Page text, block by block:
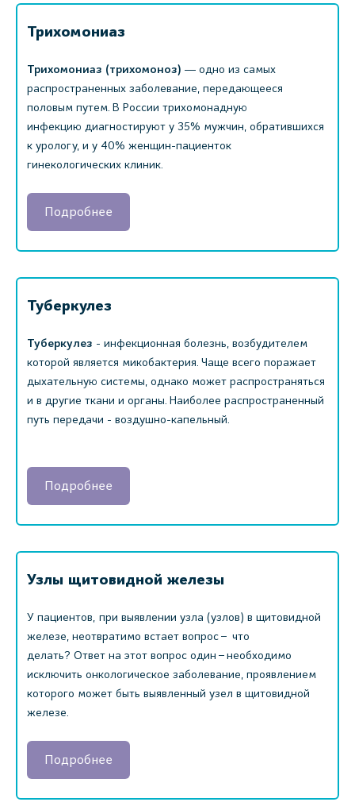
Трихомониаз
Трихомониаз (трихомоноз) ― одно из самых
распространенных заболевание, передающееся
половым путем. В России трихомонадную
инфекцию диагностируют у 35% мужчин, обратившихся
к урологу, и у 40% женщин-пациенток
гинекологических клиник.
Подробнее
Туберкулез
Туберкулез - инфекционная болезнь, возбудителем
которой является микобактерия. Чаще всего поражает
дыхательную системы, однако может распространяться
и в другие ткани и органы. Наиболее распространенный
путь передачи - воздушно-капельный.
Подробнее
Узлы щитовидной железы
У пациентов, при выявлении узла (узлов) в щитовидной
железе, неотвратимо встает вопрос – что
делать? Ответ на этот вопрос один – необходимо
исключить онкологическое заболевание, проявлением
которого может быть выявленный узел в щитовидной
железе.
Подробнее